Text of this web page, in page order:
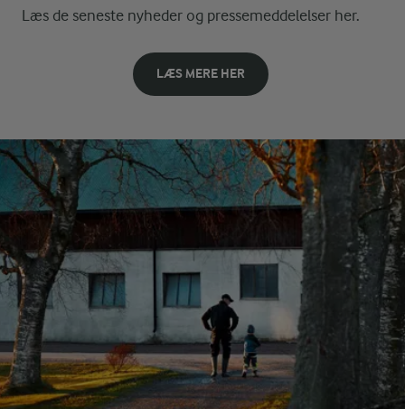
Læs de seneste nyheder og pressemeddelelser her.
LÆS MERE HER